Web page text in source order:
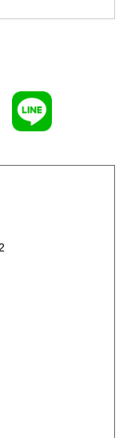
般書まで多数
も多数陳列